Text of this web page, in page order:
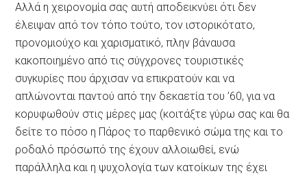
Αλλά η χειρονομία σας αυτή αποδεικνύει ότι δεν
έλειψαν από τον τόπο τούτο, τον ιστορικότατο,
προνομιούχο και χαρισματικό, πλην βάναυσα
κακοποιημένο από τις σύγχρονες τουριστικές
συγκυρίες που άρχισαν να επικρατούν και να
απλώνονται παντού από την δεκαετία του ’60, για να
κορυφωθούν στις μέρες μας (κοιτάξτε γύρω σας και θα
δείτε το πόσο η Πάρος το παρθενικό σώμα της και το
ροδαλό πρόσωπό της έχουν αλλοιωθεί, ενώ
παράλληλα και η ψυχολογία των κατοίκων της έχει